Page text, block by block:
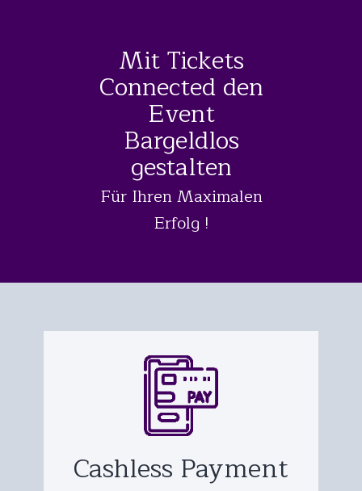
Mit Tickets
Connected den
Event
Bargeldlos
gestalten
Für Ihren Maximalen
Erfolg !
Cashless Payment